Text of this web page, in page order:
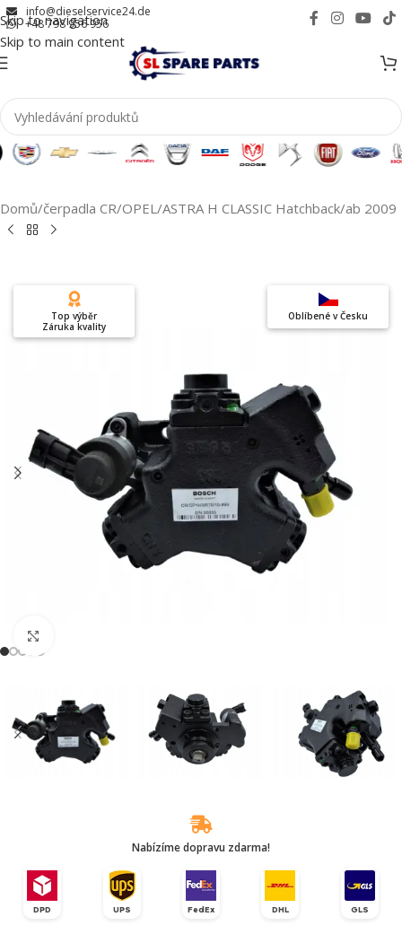
Skip to navigation
Skip to main content
info@dieselservice24.de
+48 798 956 956
Domů/čerpadla CR/OPEL/ASTRA H CLASSIC Hatchback/ab 2009
Oblíbené v Česku
Top výběr
Záruka kvality
Nabízíme dopravu zdarma!
DPD UPS FedEx DHL GLS